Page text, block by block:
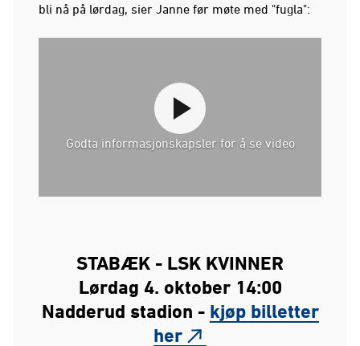
bli nå på lørdag, sier Janne før møte med "fugla":
Godta informasjonskapsler for å se video
STABÆK - LSK KVINNER
Lørdag 4. oktober 14:00
Nadderud stadion - kjøp billetter
her